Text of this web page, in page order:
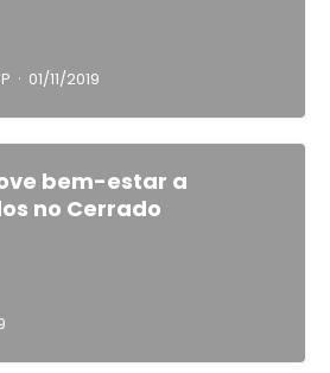
· 01/11/2019
bem-estar a
no Cerrado